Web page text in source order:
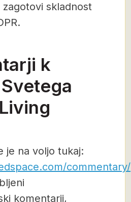
zagotovi skladnost
k
je na voljo tukaj:
commentary/
komentarji,